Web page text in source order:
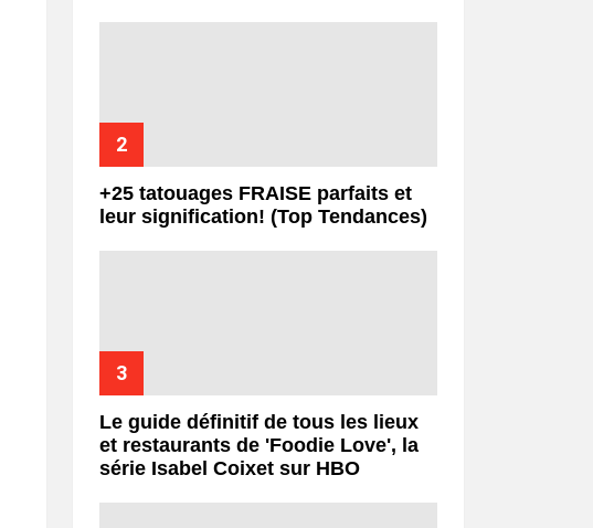
+25 tatouages ​​FRAISE parfaits et
leur signification! (Top Tendances)
Le guide définitif de tous les lieux
et restaurants de 'Foodie Love', la
série Isabel Coixet sur HBO